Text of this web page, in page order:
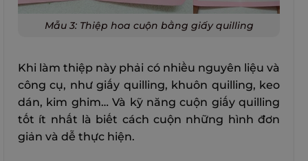
Mẫu 3: Thiệp hoa cuộn bằng giấy quilling
Khi làm thiệp này phải có nhiều nguyên liệu và
công cụ, như giấy quilling, khuôn quilling, keo
dán, kim ghim… Và kỹ năng cuộn giấy quilling
tốt ít nhất là biết cách cuộn những hình đơn
giản và dễ thực hiện.